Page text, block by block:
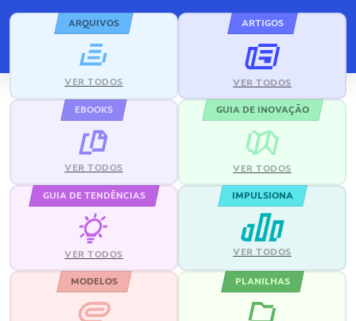
ARQUIVOS
VER TODOS
ARTIGOS
VER TODOS
EBOOKS
VER TODOS
GUIA DE INOVAÇÃO
VER TODOS
GUIA DE TENDÊNCIAS
VER TODOS
IMPULSIONA
VER TODOS
MODELOS PLANILHAS